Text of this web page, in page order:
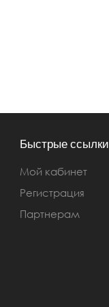
Быстрые ссылки
Мой кабинет
Регистрация
Партнерам